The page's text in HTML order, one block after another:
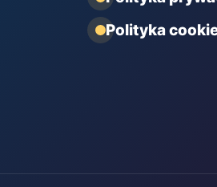
Polityka